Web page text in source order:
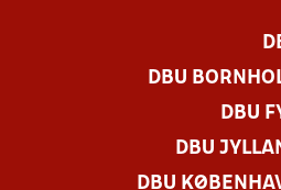
DBU
DBU
DBU
DBU